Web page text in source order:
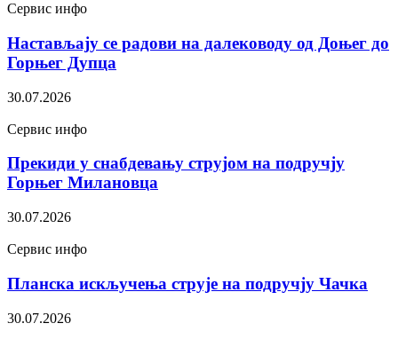
Сервис инфо
Настављају се радови на далеководу од Доњег до
Горњег Дупца
30.07.2026
Сервис инфо
Прекиди у снабдевању струјом на подручју
Горњег Милановца
30.07.2026
Сервис инфо
Планска искључења струје на подручју Чачка
30.07.2026